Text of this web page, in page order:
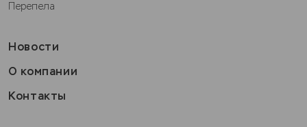
Перепела
Новости
О компании
Контакты